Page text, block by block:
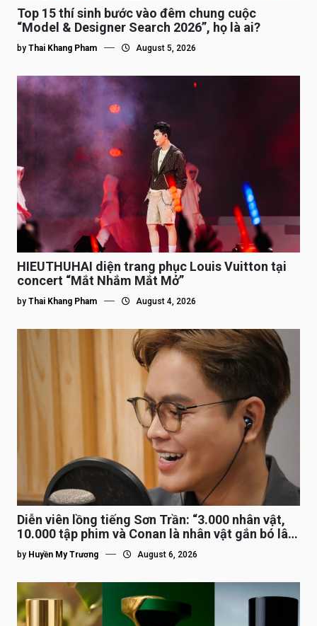
Top 15 thí sinh bước vào đêm chung cuộc
“Model & Designer Search 2026”, họ là ai?
by Thai Khang Pham August 5, 2026
HIEUTHUHAI diện trang phục Louis Vuitton tại
concert “Mắt Nhắm Mắt Mở”
by Thai Khang Pham August 4, 2026
Diễn viên lồng tiếng Sơn Trần: “3.000 nhân vật,
10.000 tập phim và Conan là nhân vật gắn bó lâu
nhất”
by Huyền My Trương August 6, 2026